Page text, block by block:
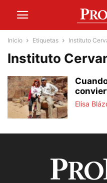
Inicio Etiquetas Instituto
Instituto
Elisa